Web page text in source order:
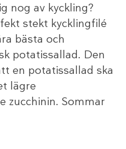
nog av kyckling?
stekt kycklingfilé
bästa och
potatissallad. Den
en potatissallad ska
lägre
zucchinin. Sommar